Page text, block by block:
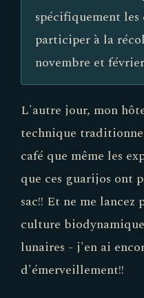
spécifiquement les
participer à la
novembre et
L'autre jour, mon
technique
café que même les
que ces guarijos ont
sac!! Et ne me lancez
culture
lunaires - j'en ai
d'émerveillement!!